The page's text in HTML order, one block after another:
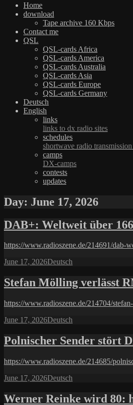
Home
download
Tape archive 160 Kbps
Contact me
QSL
QSL-cards Africa
QSL-cards America
QSL-cards Australia
QSL-cards Asia
QSL-cards Europe
QSL-cards Germany
Deutsch
English
links
links to dx radio sites
schedules
shortwave radio
camps
DX-camps
contests
updates
Day: June 17, 2026
DAB+: Weltweit über
https://www.radioszene.de/214691/dab-
Posted
June 17, 2026Categories
Deutsch
Stefan Mölling verlässt
https://www.radioszene.de/214704/
Posted
June 17, 2026Categories
Deutsch
Polnischer Sender stört
https://www.radioszene.de/214685/
Posted
June 17, 2026Categories
Deutsch
Werner Reinke wird 80: